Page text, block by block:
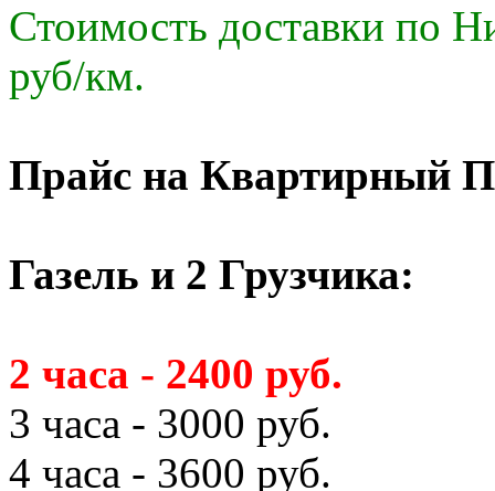
Стоимость доставки по
руб/км.
Прайс на Квартирный
Газель и 2 Грузчика:
2 часа - 2400 руб.
3 часа - 3000 руб.
4 часа - 3600 руб.